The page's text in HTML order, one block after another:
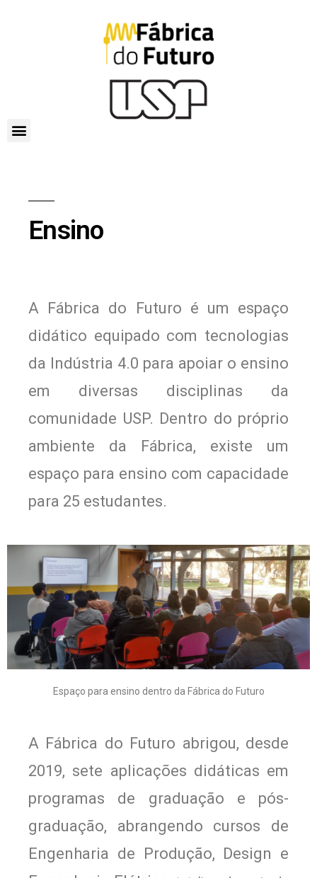
Ensino
A Fábrica do Futuro é um espaço
didático equipado com tecnologias
da Indústria 4.0 para apoiar o ensino
em diversas disciplinas da
comunidade USP. Dentro do próprio
ambiente da Fábrica, existe um
espaço para ensino com capacidade
para 25 estudantes.
Espaço para ensino dentro da Fábrica do Futuro
A Fábrica do Futuro abrigou, desde
2019, sete aplicações didáticas em
programas de graduação e pós-
graduação, abrangendo cursos de
Engenharia de Produção, Design e